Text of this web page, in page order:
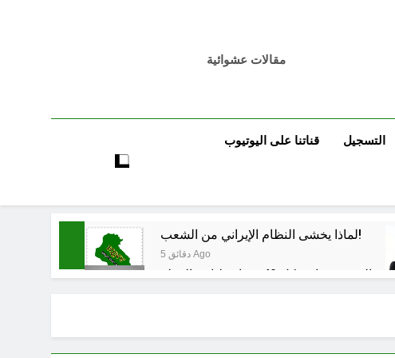
مقالات عشوائية
التسجيل قناتنا على اليوتيوب
لماذا يخشى النظام الإيراني من الشعب!
5 دقائق Ago